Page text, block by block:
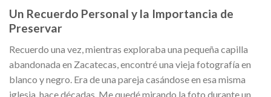
Un Recuerdo Personal y la Importancia de
Preservar
Recuerdo una vez, mientras exploraba una pequeña capilla
abandonada en Zacatecas, encontré una vieja fotografía en
blanco y negro. Era de una pareja casándose en esa misma
iglesia, hace décadas. Me quedé mirando la foto durante un